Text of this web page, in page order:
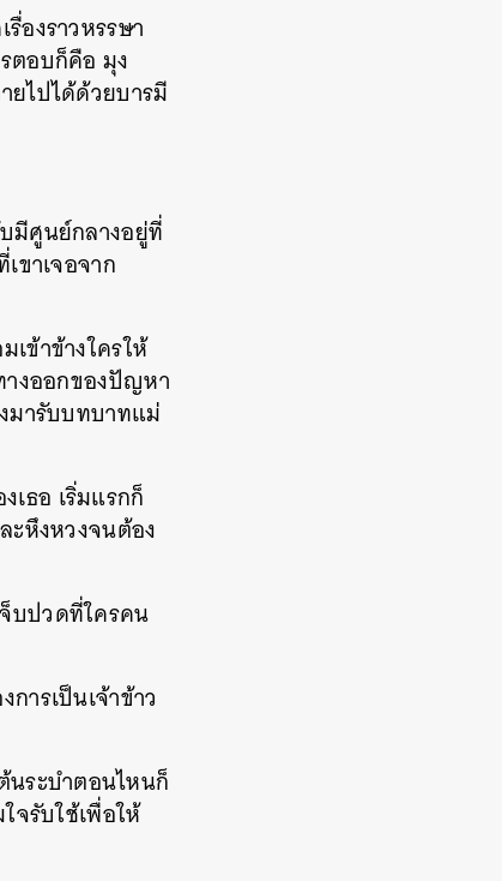
องราวหรรษา
ตอบก็คือ มุง
ไปได้ด้วยบารมี
มีศูนย์กลางอยู่ที่
ขาเจอจาก
ข้าข้างใครให้
างออกของปัญหา
มารับบทบาทแม่
ธอ เริ่มแรกก็
ะหึงหวงจนต้อง
บปวดที่ใครคน
ารเป็นเจ้าข้าว
ระบำตอนไหนก็
จรับใช้เพื่อให้